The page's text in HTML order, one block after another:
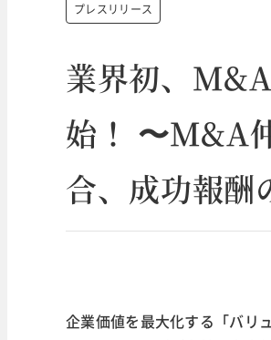
プレスリリース
業界初、
始！ 〜M&A
合、成功報酬
企業価値を最大化する「バリ